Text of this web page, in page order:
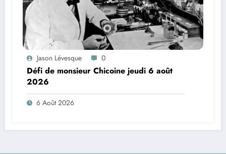
Jason Lévesque 0
Défi de monsieur Chicoine jeudi 6 août
2026
6 Août 2026